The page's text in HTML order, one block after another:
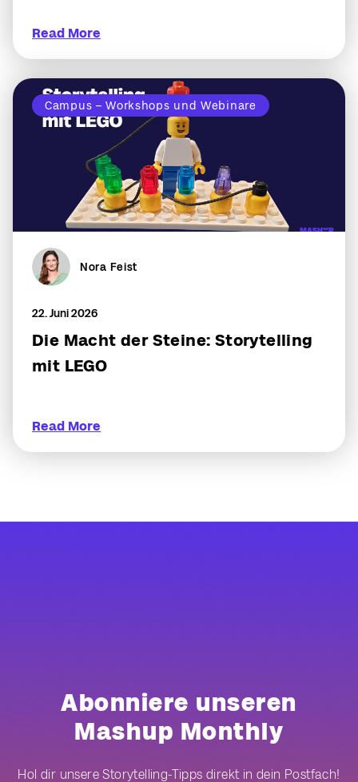
Read More
Campus – Workshops und Webinare
Nora Feist
22. Juni 2026
Die Macht der Steine: Storytelling
mit LEGO
Read More
Abonniere unseren
Mashup Monthly
Hol dir unsere Storytelling-Tipps direkt in dein Postfach!